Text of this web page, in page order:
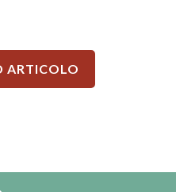
ARTICOLO